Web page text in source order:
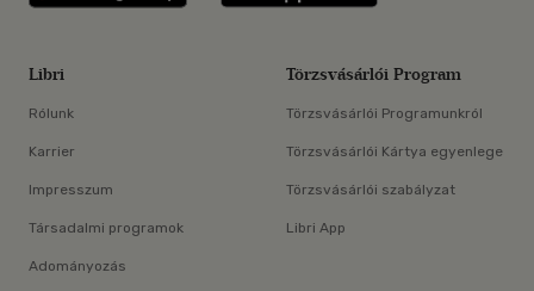
Libri
Rólunk
Karrier
Impresszum
Társadalmi programok
Adományozás
Törzsvásárlói Program
Törzsvásárlói Programunkról
Törzsvásárlói Kártya egyenlege
Törzsvásárlói szabályzat
Libri App